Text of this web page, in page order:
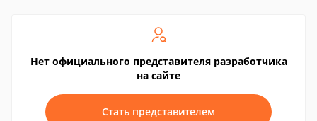
Нет официального представителя разработчика
на сайте
Стать представителем